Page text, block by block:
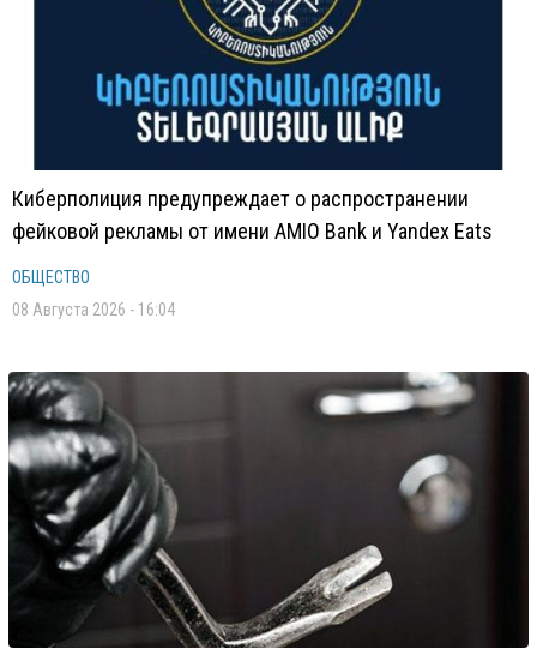
Киберполиция предупреждает о распространении
фейковой рекламы от имени AMIO Bank и Yandex Eats
ОБЩЕСТВО
08 Августа 2026 - 16:04